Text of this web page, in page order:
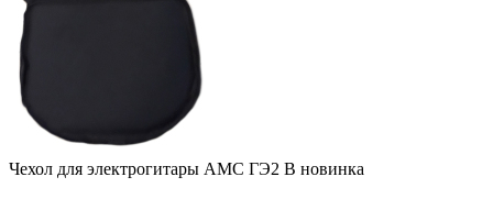
Чехол для электрогитары AMC ГЭ2 В новинка